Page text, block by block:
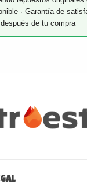
· Garantía de
de tu compra